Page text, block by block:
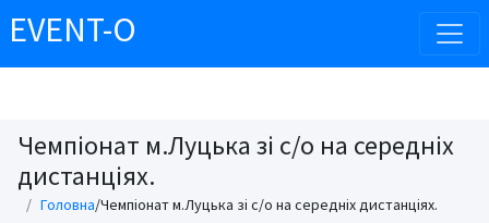
EVENT-O
Чемпіонат м.Луцька зі с/о на середніх
дистанціях.
Головна/Чемпіонат м.Луцька зі с/о на середніх дистанціях.